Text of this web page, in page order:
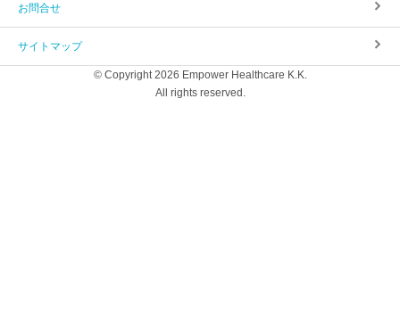
お問合せ
サイトマップ
© Copyright 2026 Empower Healthcare K.K.
All rights reserved.